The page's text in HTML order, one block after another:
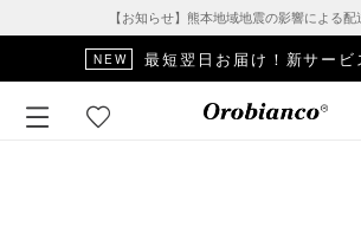
【お知らせ】熊本地域地震の影響による配
NEW 最短翌日お届け！新サービ